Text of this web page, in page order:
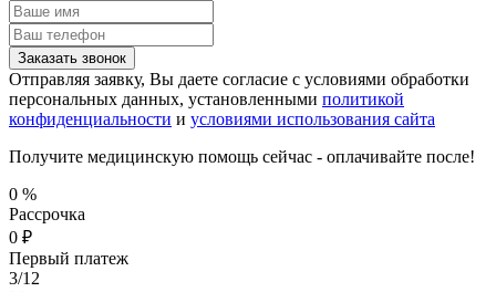
Заказать звонок
Отправляя заявку, Вы даете согласие с условиями обработки
персональных данных, установленными политикой
конфиденциальности и условиями использования сайта
Получите медицинскую помощь сейчас - оплачивайте после!
0 %
Рассрочка
0 ₽
Первый платеж
3/12